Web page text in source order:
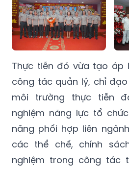
Thực tiễn đó vừa tạo áp
công tác quản lý, chỉ
môi trường thực tiễn
nghiệm năng lực tổ
năng phối hợp liên
các thể chế, chính
nghiệm trong công tác